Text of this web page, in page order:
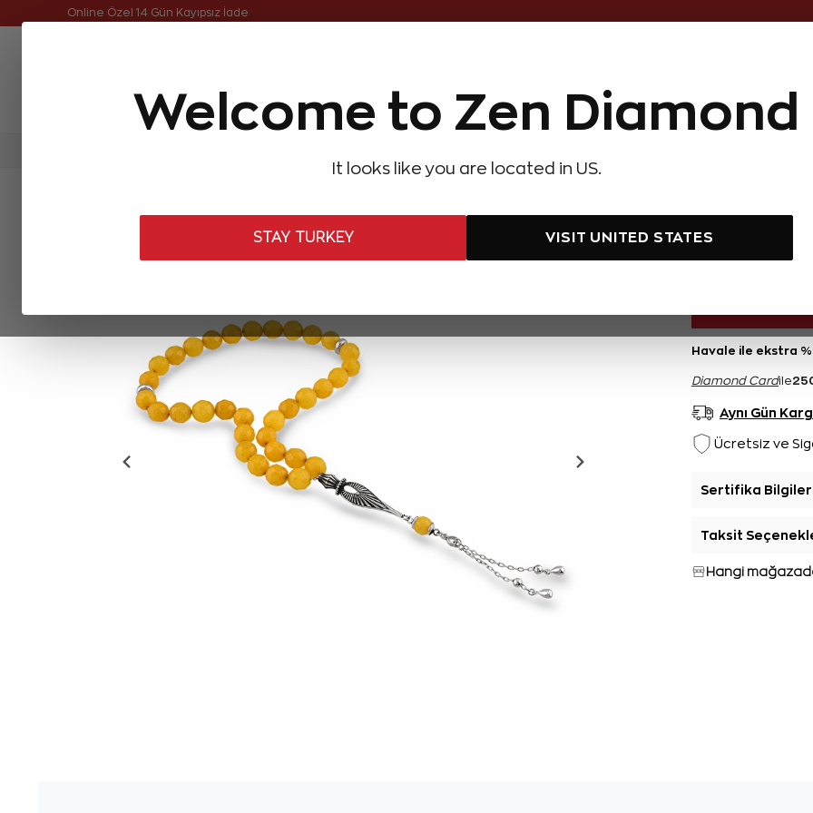
Welcome to Zen Diamond
It looks like you are located in US.
STAY TURKEY VISIT UNITED STATES
Online Özel 14 Gün Kayıpsız İade
Aynı Gün Kargo Çok Satanlar Hediye Önerileri Evlilik Teklifi Setler Özel
AYNI GÜN
5.000 TL
Havale ile ekstra
Diamond Cardile
Aynı Gün
Ücretsiz ve
Sertifika
Taksit
Hangi